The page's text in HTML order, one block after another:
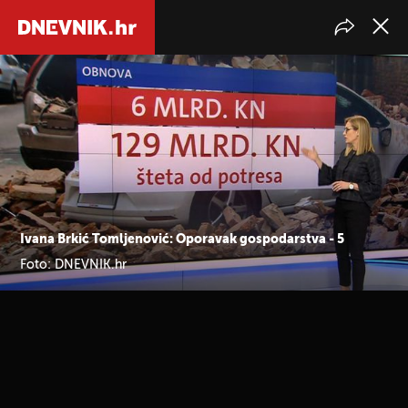
Ivana Brkić Tomljenović: Oporavak gospodarstva - 5
Foto: DNEVNIK.hr